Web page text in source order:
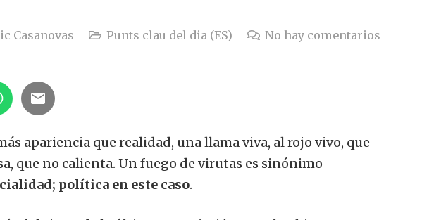
Casanovas Punts clau del dia (ES) No hay comentarios
apariencia que realidad, una llama viva, al rojo vivo, que
que no calienta. Un fuego de virutas es sinónimo
política en este caso.